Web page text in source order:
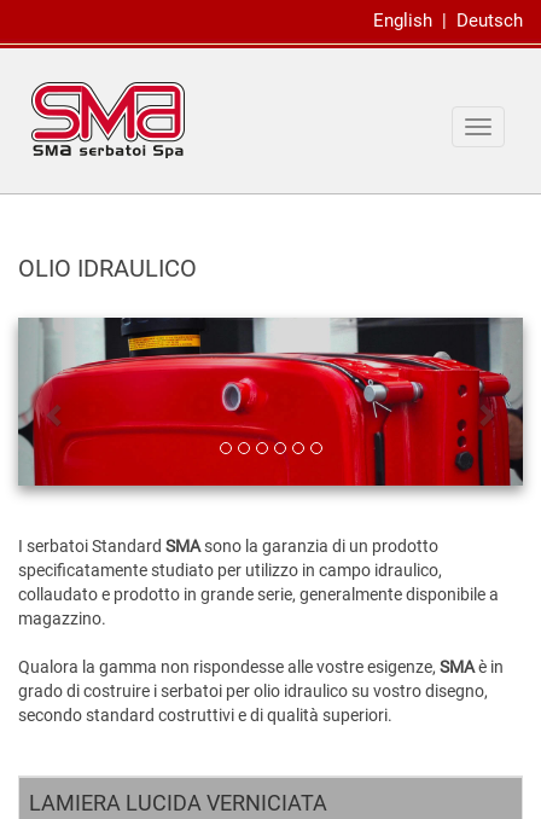
English | Deutsch
Toggle
OLIO IDRAULICO
I serbatoi Standard SMAsono la garanzia di un prodotto
specificatamente studiato per utilizzo in campo idraulico,
collaudato e prodotto in grande serie, generalmente disponibile a
magazzino.
Qualora la gamma non rispondesse alle vostre esigenze, SMAè in
grado di costruire i serbatoi per olio idraulico su vostro disegno,
secondo standard costruttivi e di qualità superiori.
LAMIERA LUCIDA VERNICIATA